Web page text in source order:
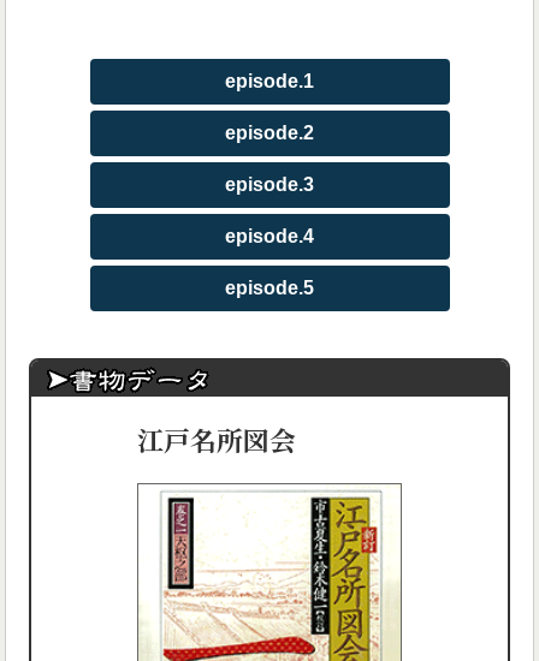
episode.1
episode.2
episode.3
episode.4
episode.5
江戸名所図会